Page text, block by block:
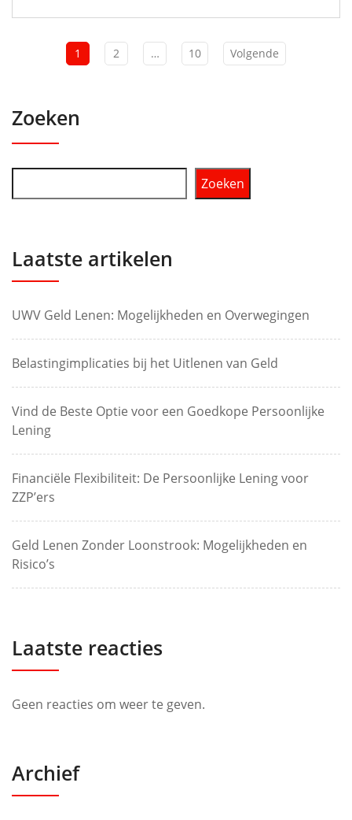
1 2 … 10 Volgende
Zoeken
Zoeken
Laatste artikelen
UWV Geld Lenen: Mogelijkheden en Overwegingen
Belastingimplicaties bij het Uitlenen van Geld
Vind de Beste Optie voor een Goedkope Persoonlijke
Lening
Financiële Flexibiliteit: De Persoonlijke Lening voor
ZZP’ers
Geld Lenen Zonder Loonstrook: Mogelijkheden en
Risico’s
Laatste reacties
Geen reacties om weer te geven.
Archief